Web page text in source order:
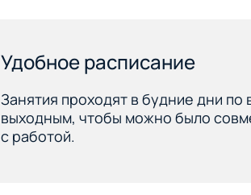
Удобное расписание
Занятия проходят в будние дни по
выходным, чтобы можно было
с работой.